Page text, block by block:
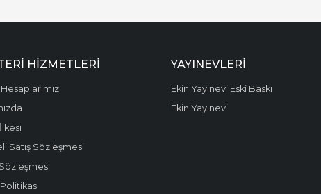
HIZMETLERI
Satış Sözleşmesi
YAYINEVLERI
Ekin Yayınevi Eski Baskı
Ekin Yayınevi